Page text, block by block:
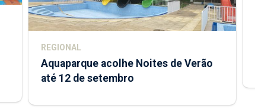
REGIONAL
Aquaparque acolhe Noites de Verão
até 12 de setembro